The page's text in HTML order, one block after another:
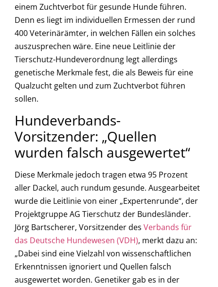
einem Zuchtverbot für gesunde Hunde führen.
Denn es liegt im individuellen Ermessen der rund
400 Veterinärämter, in welchen Fällen ein solches
auszusprechen wäre. Eine neue Leitlinie der
Tierschutz-Hundeverordnung legt allerdings
genetische Merkmale fest, die als Beweis für eine
Qualzucht gelten und zum Zuchtverbot führen
sollen.
Hundeverbands-
Vorsitzender: „Quellen
wurden falsch ausgewertet“
Diese Merkmale jedoch tragen etwa 95 Prozent
aller Dackel, auch rundum gesunde. Ausgearbeitet
wurde die Leitlinie von einer „Expertenrunde“, der
Projektgruppe AG Tierschutz der Bundesländer.
Jörg Bartscherer, Vorsitzender des Verbands für
das Deutsche Hundewesen (VDH), merkt dazu an:
„Dabei sind eine Vielzahl von wissenschaftlichen
Erkenntnissen ignoriert und Quellen falsch
ausgewertet worden. Genetiker gab es in der